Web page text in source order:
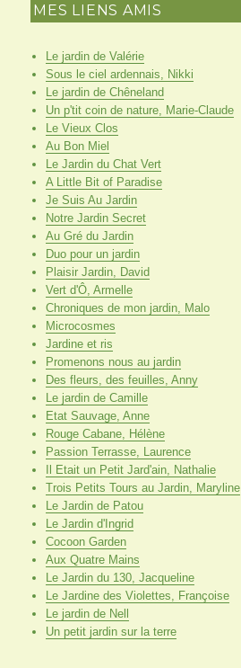
MES LIENS AMIS
Le jardin de Valérie
Sous le ciel ardennais, Nikki
Le jardin de Chêneland
Un p'tit coin de nature, Marie-Claude
Le Vieux Clos
Au Bon Miel
Le Jardin du Chat Vert
A Little Bit of Paradise
Je Suis Au Jardin
Notre Jardin Secret
Au Gré du Jardin
Duo pour un jardin
Plaisir Jardin, David
Vert d'Ô, Armelle
Chroniques de mon jardin, Malo
Microcosmes
Jardine et ris
Promenons nous au jardin
Des fleurs, des feuilles, Anny
Le jardin de Camille
Etat Sauvage, Anne
Rouge Cabane, Hélène
Passion Terrasse, Laurence
Il Etait un Petit Jard'ain, Nathalie
Trois Petits Tours au Jardin, Maryline
Le Jardin de Patou
Le Jardin d'Ingrid
Cocoon Garden
Aux Quatre Mains
Le Jardin du 130, Jacqueline
Le Jardine des Violettes, Françoise
Le jardin de Nell
Un petit jardin sur la terre